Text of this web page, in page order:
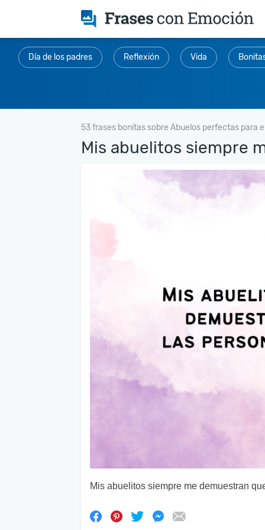
Día de los padres Reflexión Vida
53 frases bonitas sobre Abuelos perfectas para
Mis abuelitos siempre
Mis abuelitos siempre me demuestran